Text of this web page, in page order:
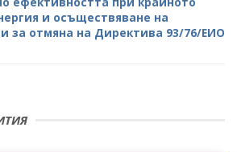
и осъществяване на
за отмяна на Директива 93/76/ЕИО